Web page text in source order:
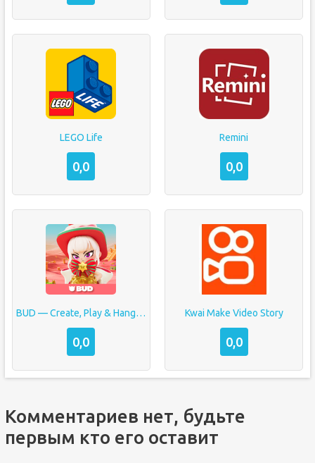
LEGO Life
0,0
Remini
0,0
BUD — Create, Play & Hangout
0,0
Kwai Make Video Story
0,0
Комментариев нет, будьте
первым кто его оставит